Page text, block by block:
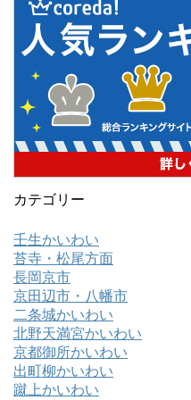
カテゴリー
壬生かいわい
苔寺・松尾方面
長岡京市
京田辺市・八幡市
二条城かいわい
北野天満宮かいわい
京都御所かいわい
出町柳かいわい
蹴上かいわい